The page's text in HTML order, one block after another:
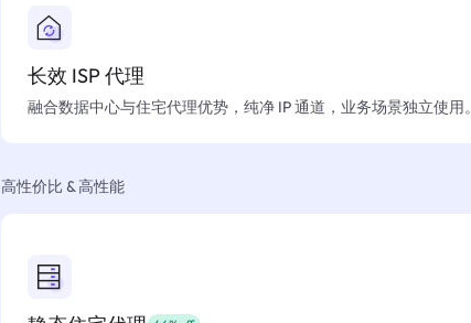
长效 ISP 代理
融合数据中心与住宅代理优势，纯净 IP 通道，业务场景独立使用。
高性价比 & 高性能